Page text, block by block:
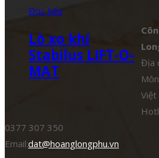
Đọc tiếp
Lò xo khí
Stabilus LIFT-O-
MAT
Địa
Việt
0377 307 350
Email:dat@hoanglongphu.vn